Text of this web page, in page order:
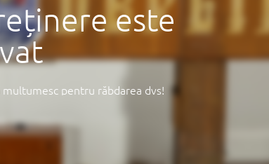
este
pentru răbdarea dvs!